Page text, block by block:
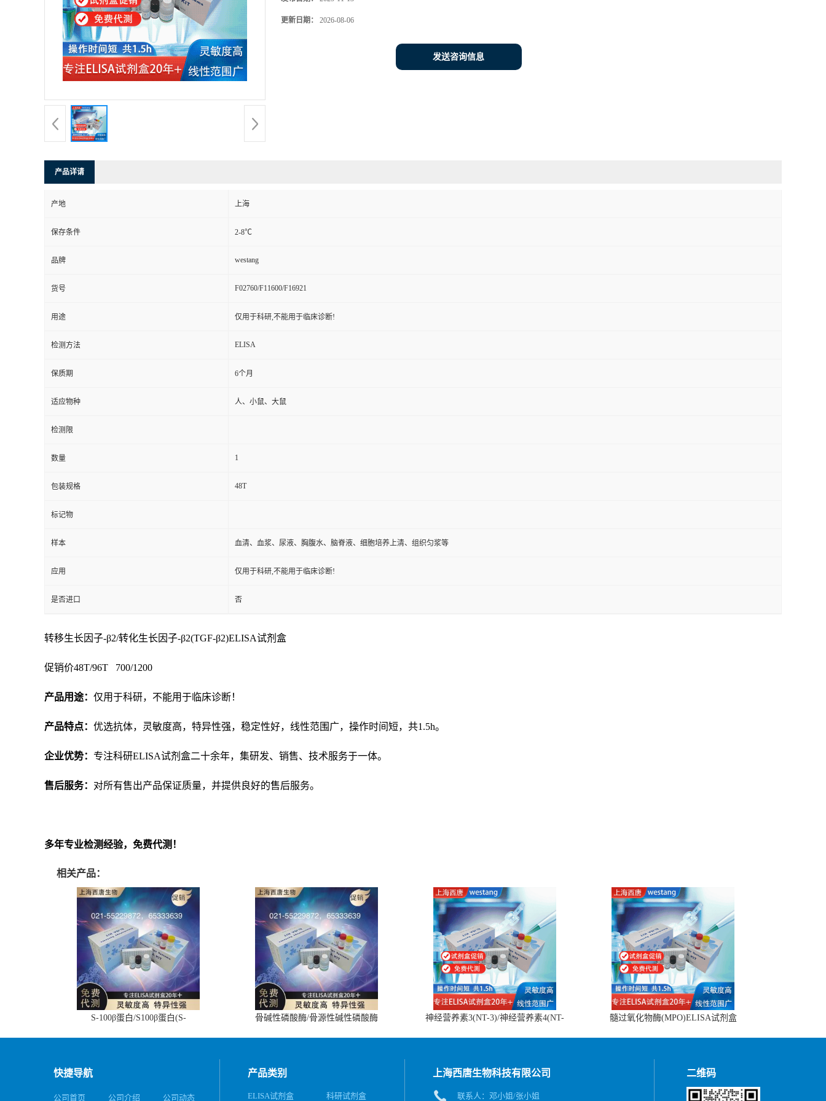
更新日期： 2026-08-06
发送咨询信息
产品详请
产地 上海
保存条件 2-8℃
品牌 westang
货号 F02760/F11600/F16921
用途 仅用于科研,不能用于临床诊断!
检测方法 ELISA
保质期 6个月
适应物种 人、小鼠、大鼠
检测限
数量 1
包装规格 48T
标记物
样本 血清、血浆、尿液、胸腹水、脑脊液、细胞培养上清、组织匀浆等
应用 仅用于科研,不能用于临床诊断!
是否进口 否
转移生长因子-β2/转化生长因子-β2(TGF-β2)ELISA试剂盒
促销价48T/96T 700/1200
产品用途： 仅用于科研，不能用于临床诊断！
产品特点： 优选抗体，灵敏度高，特异性强，稳定性好，线性范围广，操作时间短，共1.5h。
企业优势： 专注科研ELISA试剂盒二十余年，集研发、销售、技术服务于一体。
售后服务： 对所有售出产品保证质量，并提供良好的售后服务。
多年专业检测经验，免费代测！
相关产品：
S-100β蛋白/S100β蛋白(S-
骨碱性磷酸酶/骨源性碱性磷酸酶
神经营养素3(NT-3)/神经营养素4(NT-
髓过氧化物酶(MPO)ELISA试剂盒
快捷导航
公司首页 公司介绍 公司动态
产品类别
ELISA试剂盒 科研试剂盒
上海西唐生物科技有限公司
联系人：邓小姐/张小姐
二维码